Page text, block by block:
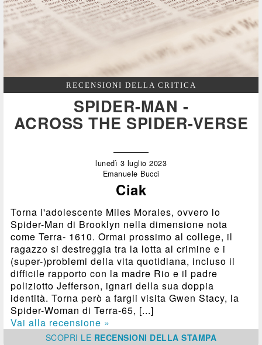
RECENSIONI DELLA CRITICA
SPIDER-MAN -
ACROSS THE SPIDER-VERSE
lunedì 3 luglio 2023
Emanuele Bucci
Ciak
Torna l'adolescente Miles Morales, ovvero lo
Spider-Man di Brooklyn nella dimensione nota
come Terra- 1610. Ormai prossimo al college, il
ragazzo si destreggia tra la lotta al crimine e i
(super-)problemi della vita quotidiana, incluso il
difficile rapporto con la madre Rio e il padre
poliziotto Jefferson, ignari della sua doppia
identità. Torna però a fargli visita Gwen Stacy, la
Spider-Woman di Terra-65, [...]
Vai alla recensione »
SCOPRI LE RECENSIONI DELLA STAMPA